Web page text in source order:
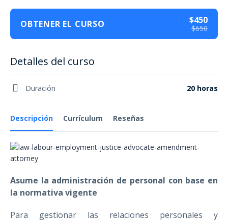
Descripción Currículum Reseñas
Asume la administración de personal con base en
la normativa vigente
Para gestionar las relaciones personales y
OBTENER EL CURSO $450
$650
Detalles del curso
Duración 20 horas